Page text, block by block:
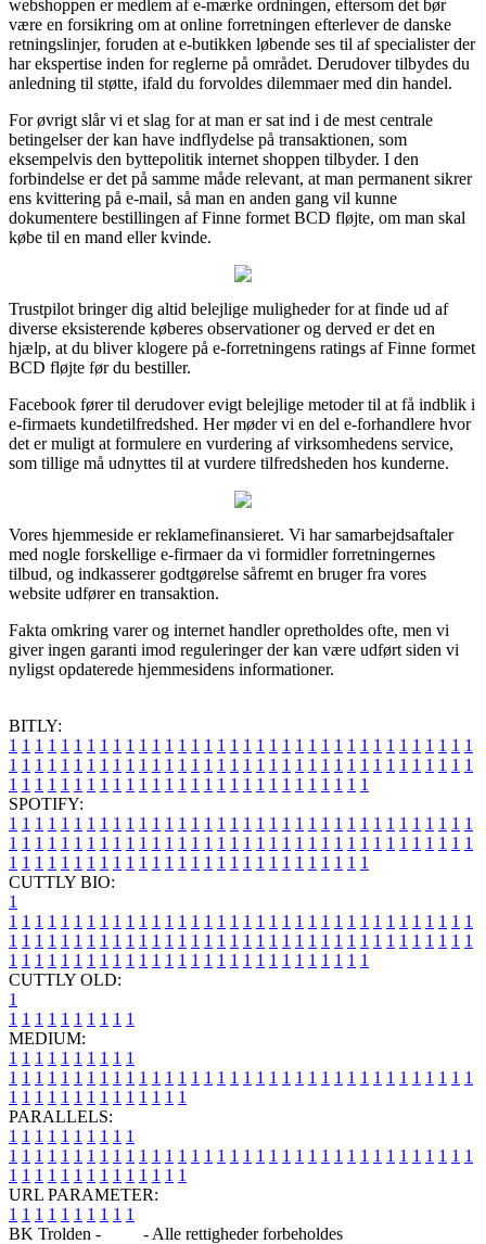
webshoppen er medlem af e-mærke ordningen, eftersom det bør
være en forsikring om at online forretningen efterlever de danske
retningslinjer, foruden at e-butikken løbende ses til af specialister der
har ekspertise inden for reglerne på området. Derudover tilbydes du
anledning til støtte, ifald du forvoldes dilemmaer med din handel.
For øvrigt slår vi et slag for at man er sat ind i de mest centrale
betingelser der kan have indflydelse på transaktionen, som
eksempelvis den byttepolitik internet shoppen tilbyder. I den
forbindelse er det på samme måde relevant, at man permanent sikrer
ens kvittering på e-mail, så man en anden gang vil kunne
dokumentere bestillingen af Finne formet BCD fløjte, om man skal
købe til en mand eller kvinde.
Trustpilot bringer dig altid belejlige muligheder for at finde ud af
diverse eksisterende køberes observationer og derved er det en
hjælp, at du bliver klogere på e-forretningens ratings af Finne formet
BCD fløjte før du bestiller.
Facebook fører til derudover evigt belejlige metoder til at få indblik i
e-firmaets kundetilfredshed. Her møder vi en del e-forhandlere hvor
det er muligt at formulere en vurdering af virksomhedens service,
som tillige må udnyttes til at vurdere tilfredsheden hos kunderne.
Vores hjemmeside er reklamefinansieret. Vi har samarbejdsaftaler
med nogle forskellige e-firmaer da vi formidler forretningernes
tilbud, og indkasserer godtgørelse såfremt en bruger fra vores
website udfører en transaktion.
Fakta omkring varer og internet handler opretholdes ofte, men vi
giver ingen garanti imod reguleringer der kan være udført siden vi
nyligst opdaterede hjemmesidens informationer.
BITLY:
1 1 1 1 1 1 1 1 1 1 1 1 1 1 1 1 1 1 1 1 1 1 1 1 1 1 1 1 1 1 1 1 1 1 1 1
1 1 1 1 1 1 1 1 1 1 1 1 1 1 1 1 1 1 1 1 1 1 1 1 1 1 1 1 1 1 1 1 1 1 1 1
1 1 1 1 1 1 1 1 1 1 1 1 1 1 1 1 1 1 1 1 1 1 1 1 1 1 1 1
SPOTIFY:
1 1 1 1 1 1 1 1 1 1 1 1 1 1 1 1 1 1 1 1 1 1 1 1 1 1 1 1 1 1 1 1 1 1 1 1
1 1 1 1 1 1 1 1 1 1 1 1 1 1 1 1 1 1 1 1 1 1 1 1 1 1 1 1 1 1 1 1 1 1 1 1
1 1 1 1 1 1 1 1 1 1 1 1 1 1 1 1 1 1 1 1 1 1 1 1 1 1 1 1
CUTTLY BIO:
1
1 1 1 1 1 1 1 1 1 1 1 1 1 1 1 1 1 1 1 1 1 1 1 1 1 1 1 1 1 1 1 1 1 1 1 1
1 1 1 1 1 1 1 1 1 1 1 1 1 1 1 1 1 1 1 1 1 1 1 1 1 1 1 1 1 1 1 1 1 1 1 1
1 1 1 1 1 1 1 1 1 1 1 1 1 1 1 1 1 1 1 1 1 1 1 1 1 1 1 1
CUTTLY OLD:
1
1 1 1 1 1 1 1 1 1 1
MEDIUM:
1 1 1 1 1 1 1 1 1 1
1 1 1 1 1 1 1 1 1 1 1 1 1 1 1 1 1 1 1 1 1 1 1 1 1 1 1 1 1 1 1 1 1 1 1 1
1 1 1 1 1 1 1 1 1 1 1 1 1 1
PARALLELS:
1 1 1 1 1 1 1 1 1 1
1 1 1 1 1 1 1 1 1 1 1 1 1 1 1 1 1 1 1 1 1 1 1 1 1 1 1 1 1 1 1 1 1 1 1 1
1 1 1 1 1 1 1 1 1 1 1 1 1 1
URL PARAMETER:
1 1 1 1 1 1 1 1 1 1
BK Trolden -
- Alle rettigheder forbeholdes